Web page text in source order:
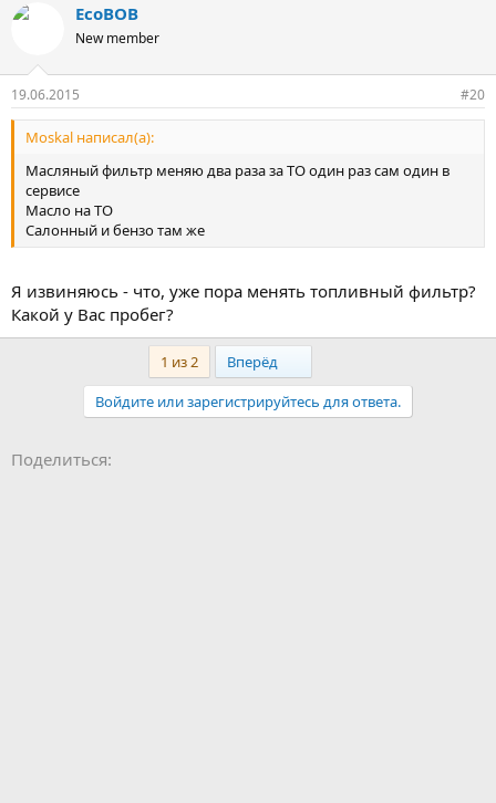
EcoBOB
New member
19.06.2015 #20
Moskal написал(а):
Масляный фильтр меняю два раза за ТО один раз сам один в
сервисе
Масло на ТО
Салонный и бензо там же
Я извиняюсь - что, уже пора менять топливный фильтр?
Какой у Вас пробег?
1 из 2 Вперёд
Войдите или зарегистрируйтесь для ответа.
Поделиться: